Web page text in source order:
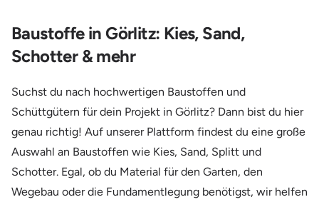
Baustoffe in Görlitz: Kies, Sand,
Schotter & mehr
Suchst du nach hochwertigen Baustoffen und
Schüttgütern für dein Projekt in Görlitz? Dann bist du hier
genau richtig! Auf unserer Plattform findest du eine große
Auswahl an Baustoffen wie Kies, Sand, Splitt und
Schotter. Egal, ob du Material für den Garten, den
Wegebau oder die Fundamentlegung benötigst, wir helfen